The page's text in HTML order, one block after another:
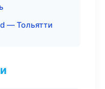
— Тольятти